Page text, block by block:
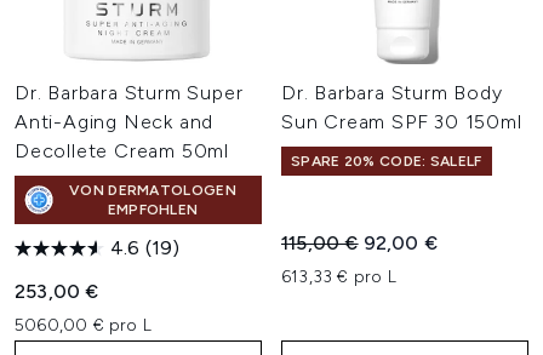
Dr. Barbara Sturm Super
Anti-Aging Neck and
Decollete Cream 50ml
VON DERMATOLOGEN
EMPFOHLEN
4.6 (19)
253,00 €
5060,00 € pro L
Dr. Barbara Sturm Body
Sun Cream SPF 30 150ml
SPARE 20% CODE: SALELF
Unverbindliche
115,00 € Aktueller Preis:
92,00 €
613,33 € pro L